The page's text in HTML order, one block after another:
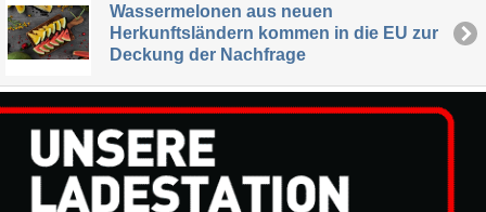
Wassermelonen aus neuen
Herkunftsländern kommen in die EU zur
Deckung der Nachfrage